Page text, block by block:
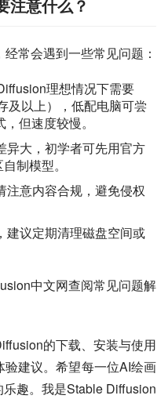
意什么？
常会遇到一些常见问题：
理想情况下需要
及以上），低配电脑可尝
但速度较慢。
异大，初学者可先用官方
制模型。
注意内容合规，避免侵权
建议定期清理磁盘空间或
中文网查阅常见问题解
的下载、安装与使用
建议。希望每一位AI绘画
趣。我是Stable Diffusion